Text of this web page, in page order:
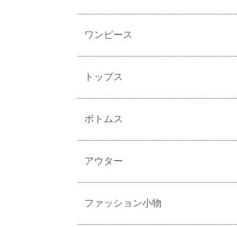
ワンピース
トップス
ボトムス
アウター
ファッション小物